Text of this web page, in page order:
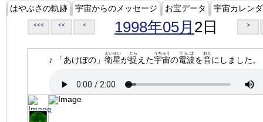
はやぶさの軌跡 宇宙からのメッセージ お宝データ 宇宙カレン
<<< << < 1998年05月 2日 >
♪ 「あけぼの」 衛星
えいせい
が捉
とら
えた宇宙
うちゅう
の電波
でんぱ
を音
おと
にしました。